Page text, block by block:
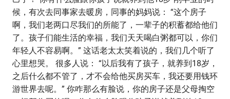
候，有次去同事家去暖房，同事的妈妈说： “这个房子
啊，我们老两口尽我们的所能了，一辈子的积蓄都给他们
了。孩子们能生活的幸福，我们天天喝白粥都可以，你们
年轻人不容易啊。” 这话老太太笑着说的，我们几个听了
心里想哭。 很多人说： “以后我有了孩子，就养到18岁，
之后什么都不管了，才不会给他买房买车，我还要用钱环
游世界去呢。” 你咋那么有脸说，你的房子还是父母掏空